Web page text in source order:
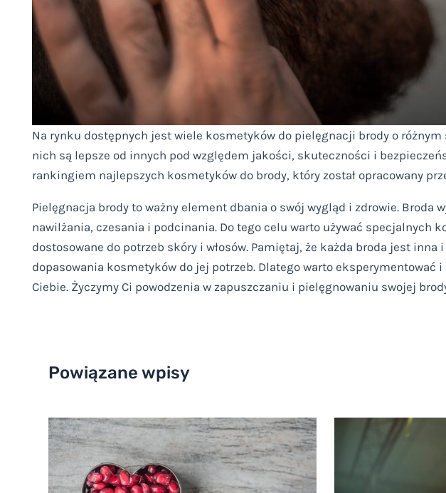
Na rynku dostępnych jest wiele kosmetyków do pielęgnacji brody o różnym
nich są lepsze od innych pod względem jakości, skuteczności i
rankingiem najlepszych kosmetyków do brody, który został opracowany
Pielęgnacja brody to ważny element dbania o swój wygląd i zdrowie. Broda
nawilżania, czesania i podcinania. Do tego celu warto używać specjalnych
dostosowane do potrzeb skóry i włosów. Pamiętaj, że każda broda jest
dopasowania kosmetyków do jej potrzeb. Dlatego warto eksperymentować
Ciebie. Życzymy Ci powodzenia w zapuszczaniu i pielęgnowaniu swojej
Powiązane wpisy